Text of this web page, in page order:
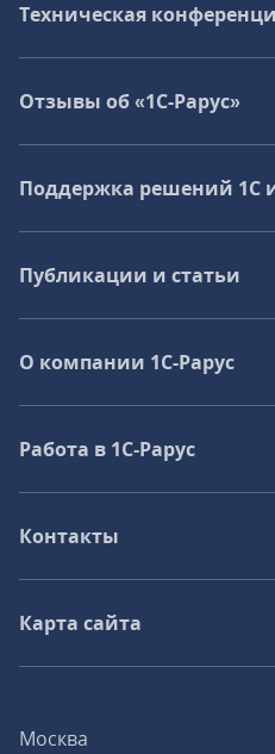
Москва
Техническая
Отзывы об «1С-Рарус»
Поддержка решений 1С и
Публикации и статьи
О компании 1C-Рарус
Работа в 1С‑Рарус
Контакты
Карта сайта